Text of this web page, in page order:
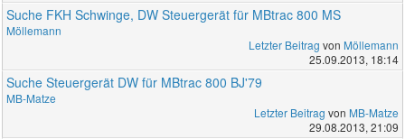
Suche FKH Schwinge, DW Steuergerät für MBtrac 800 MS
Möllemann
Letzter Beitrag von Möllemann
25.09.2013, 18:14
Suche Steuergerät DW für MBtrac 800 BJ'79
MB-Matze
Letzter Beitrag von MB-Matze
29.08.2013, 21:09